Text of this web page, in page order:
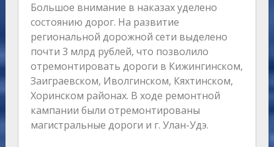
Большое внимание в наказах уделено
состоянию дорог. На развитие
региональной дорожной сети выделено
почти 3 млрд рублей, что позволило
отремонтировать дороги в Кижингинском,
Заиграевском, Иволгинском, Кяхтинском,
Хоринском районах. В ходе ремонтной
кампании были отремонтированы
магистральные дороги и г. Улан-Удэ.